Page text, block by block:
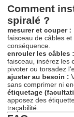
Comment
spiralé ?
mesurer et couper :
faisceau de câbles
conséquence.
enrouler les câbles :
faisceau, insérez les
pivoter ou torsadez
ajuster au besoin :
sans comprimer ni
étiquetage
apposez des
traçabilité.